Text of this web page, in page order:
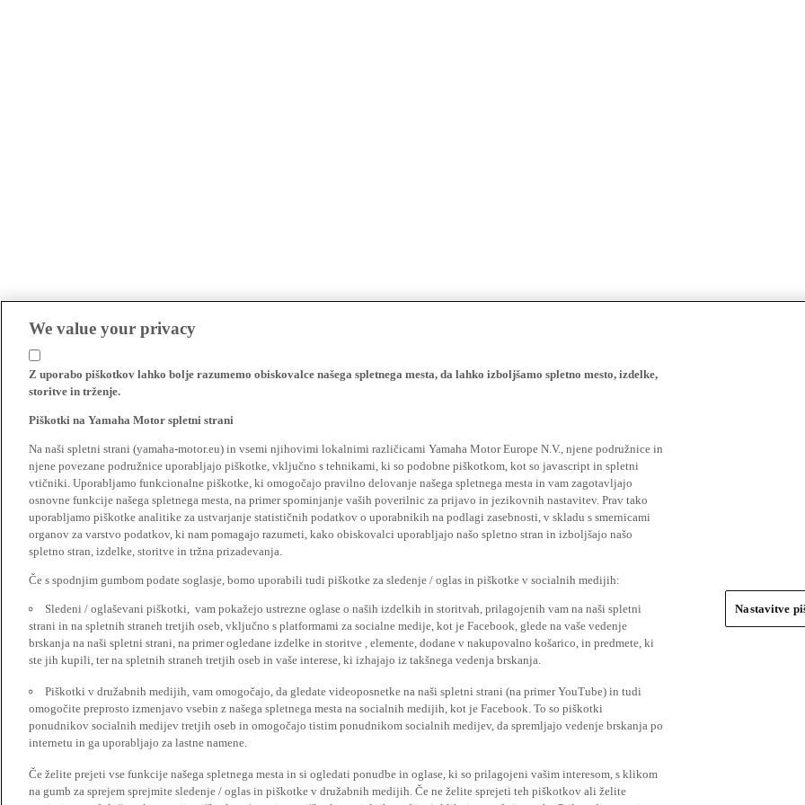
We value your privacy
Z uporabo piškotkov lahko bolje razumemo obiskovalce našega spletnega mesta, da lahko izboljšamo spletno mesto, izdelke,
storitve in trženje.
Piškotki na Yamaha Motor spletni strani
Na naši spletni strani (yamaha-motor.eu) in vsemi njihovimi lokalnimi različicami Yamaha Motor Europe N.V., njene podružnice in
njene povezane podružnice uporabljajo piškotke, vključno s tehnikami, ki so podobne piškotkom, kot so javascript in spletni
vtičniki. Uporabljamo funkcionalne piškotke, ki omogočajo pravilno delovanje našega spletnega mesta in vam zagotavljajo
osnovne funkcije našega spletnega mesta, na primer spominjanje vaših poverilnic za prijavo in jezikovnih nastavitev. Prav tako
uporabljamo piškotke analitike za ustvarjanje statističnih podatkov o uporabnikih na podlagi zasebnosti, v skladu s smernicami
organov za varstvo podatkov, ki nam pomagajo razumeti, kako obiskovalci uporabljajo našo spletno stran in izboljšajo našo
spletno stran, izdelke, storitve in tržna prizadevanja.
Če s spodnjim gumbom podate soglasje, bomo uporabili tudi piškotke za sledenje / oglas in piškotke v socialnih medijih:
Sledeni / oglaševani piškotki, vam pokažejo ustrezne oglase o naših izdelkih in storitvah, prilagojenih vam na naši spletni
strani in na spletnih straneh tretjih oseb, vključno s platformami za socialne medije, kot je Facebook, glede na vaše vedenje
brskanja na naši spletni strani, na primer ogledane izdelke in storitve , elemente, dodane v nakupovalno košarico, in predmete, ki
ste jih kupili, ter na spletnih straneh tretjih oseb in vaše interese, ki izhajajo iz takšnega vedenja brskanja.
Piškotki v družabnih medijih, vam omogočajo, da gledate videoposnetke na naši spletni strani (na primer YouTube) in tudi
omogočite preprosto izmenjavo vsebin z našega spletnega mesta na socialnih medijih, kot je Facebook. To so piškotki
ponudnikov socialnih medijev tretjih oseb in omogočajo tistim ponudnikom socialnih medijev, da spremljajo vedenje brskanja po
internetu in ga uporabljajo za lastne namene.
Če želite prejeti vse funkcije našega spletnega mesta in si ogledati ponudbe in oglase, ki so prilagojeni vašim interesom, s klikom
na gumb za sprejem sprejmite sledenje / oglas in piškotke v družabnih medijih. Če ne želite sprejeti teh piškotkov ali želite
Nastavitve